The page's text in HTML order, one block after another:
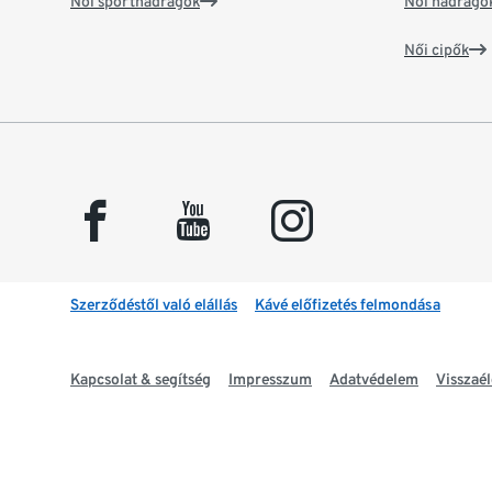
Női cipők
facebook youtube instagram
Szerződéstől való elállás Kávé előfizetés felmondása
Kapcsolat & segítség Impresszum Adatvédelem